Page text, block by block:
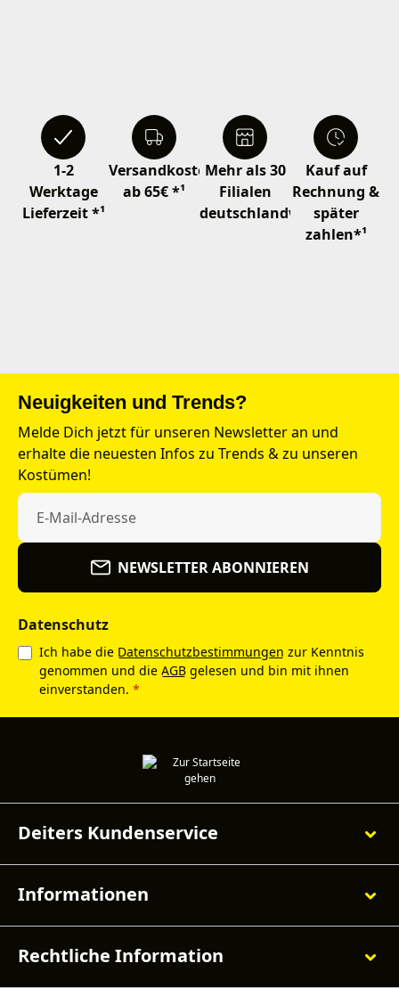
1-2
Werktage
Lieferzeit *¹
Versandkostenfrei
ab 65€ *¹
Mehr als 30
Filialen
deutschlandweit
Kauf auf
Rechnung &
später
zahlen*¹
Neuigkeiten und Trends?
Melde Dich jetzt für unseren Newsletter an und
erhalte die neuesten Infos zu Trends & zu unseren
Kostümen!
NEWSLETTER ABONNIEREN
Datenschutz
Ich habe die Datenschutzbestimmungen zur Kenntnis
genommen und die AGB gelesen und bin mit ihnen
einverstanden. *
Deiters Kundenservice
Informationen
Rechtliche Information